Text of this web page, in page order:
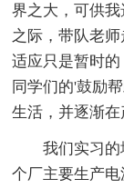
界之大，可供
之际，带队老
适应只是暂时
同学们的'鼓励
生活，并逐渐在
我们实习的
个厂主要生产